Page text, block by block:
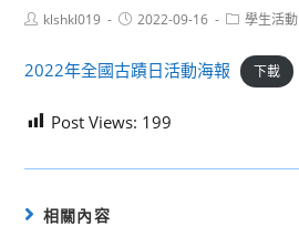
Postklshkl019
Post2022-09-16
Post學生活動
2022年全國古蹟日活動海報 下載
Post Views: 199
相關內容